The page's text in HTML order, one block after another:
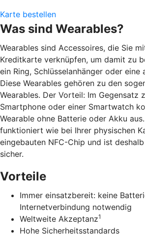
Karte bestellen
Was sind Wearables?
Wearables sind Accessoires, die Sie
Kreditkarte verknüpfen, um damit zu
ein Ring, Schlüsselanhänger oder eine
Diese Wearables gehören zu den
Wearables. Der Vorteil: Im Gegensatz
Smartphone oder einer Smartwatch
Wearable ohne Batterie oder Akku
funktioniert wie bei Ihrer physischen
eingebauten NFC-Chip und ist
sicher.
Vorteile
Immer einsatzbereit: keine
Internetverbindung notwendig
Weltweite Akzeptanz1
Hohe Sicherheitsstandards